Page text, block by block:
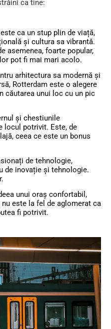
ca tine:
ca un stup plin de viață,
și cultura sa vibrantă.
asemenea, foarte popular,
pot fi mai mari acolo.
arhitectura sa modernă și
Rotterdam este o alegere
căutarea unui loc cu un pic
și chestiunile
locul potrivit. Este, de
ceea ce este un bonus
de tehnologie,
de inovație și tehnologie.
unui oraș confortabil,
este la fel de aglomerat ca
fi potrivit.